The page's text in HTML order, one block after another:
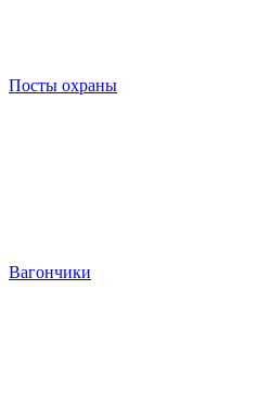
Посты охраны
Вагончики